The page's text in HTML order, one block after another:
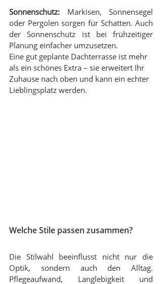
Sonnenschutz: Markisen, Sonnensegel
oder Pergolen sorgen für Schatten. Auch
der Sonnenschutz ist bei frühzeitiger
Planung einfacher umzusetzen.
Eine gut geplante Dachterrasse ist mehr
als ein schönes Extra – sie erweitert Ihr
Zuhause nach oben und kann ein echter
Lieblingsplatz werden.
Welche Stile passen zusammen?
Die Stilwahl beeinflusst nicht nur die
Optik, sondern auch den Alltag.
Pflegeaufwand, Langlebigkeit und